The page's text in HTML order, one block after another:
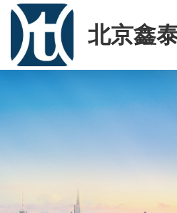
北京鑫
司